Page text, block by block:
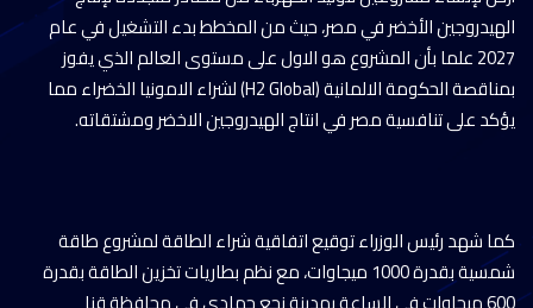
الهيدروجين الأخضر في مصر، حيث من المخطط بدء التشغيل في عام
2027 علما بأن المشروع هو الاول على مستوى العالم الذي يفوز
بمناقصة الحكومة الالمانية (H2 Global) لشراء الامونيا الخضراء مما
يؤكد على تنافسية مصر في انتاج الهيدروجين الاخضر ومشتقاته.
كما شهد رئيس الوزراء توقيع اتفاقية شراء الطاقة لمشروع طاقة
شمسية بقدرة 1000 ميجاوات، مع نظم بطاريات تخزين الطاقة بقدرة